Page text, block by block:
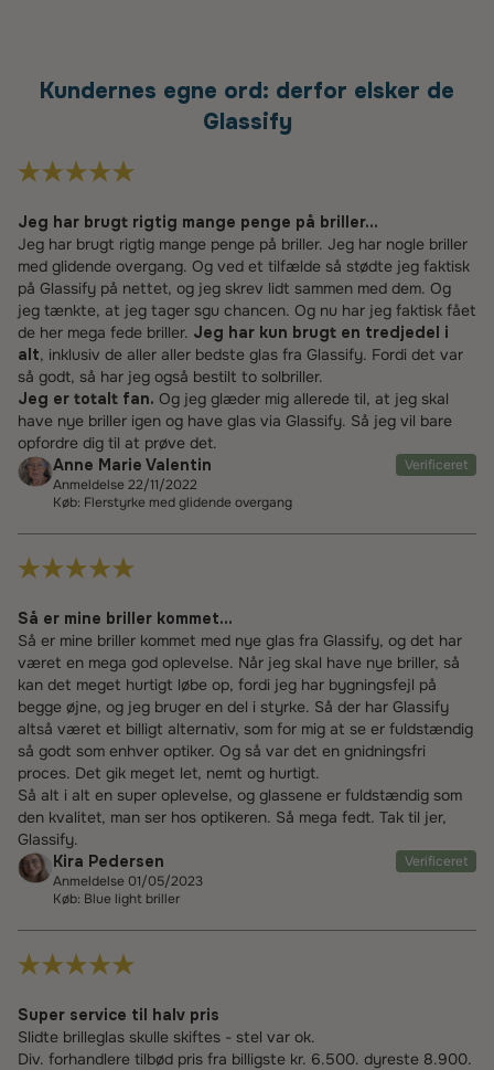
Kundernes egne ord: derfor elsker de
Glassify
Jeg har brugt rigtig mange penge på briller...
Jeg har brugt rigtig mange penge på briller. Jeg har nogle briller
med glidende overgang. Og ved et tilfælde så stødte jeg faktisk
på Glassify på nettet, og jeg skrev lidt sammen med dem. Og
jeg tænkte, at jeg tager sgu chancen. Og nu har jeg faktisk fået
de her mega fede briller. Jeg har kun brugt en tredjedel i
alt, inklusiv de aller aller bedste glas fra Glassify. Fordi det var
så godt, så har jeg også bestilt to solbriller.
Jeg er totalt fan. Og jeg glæder mig allerede til, at jeg skal
have nye briller igen og have glas via Glassify. Så jeg vil bare
opfordre dig til at prøve det.
Anne Marie Valentin
Verificeret
Anmeldelse 22/11/2022
Køb: Flerstyrke med glidende overgang
Så er mine briller kommet...
Så er mine briller kommet med nye glas fra Glassify, og det har
været en mega god oplevelse. Når jeg skal have nye briller, så
kan det meget hurtigt løbe op, fordi jeg har bygningsfejl på
begge øjne, og jeg bruger en del i styrke. Så der har Glassify
altså været et billigt alternativ, som for mig at se er fuldstændig
så godt som enhver optiker. Og så var det en gnidningsfri
proces. Det gik meget let, nemt og hurtigt.
Så alt i alt en super oplevelse, og glassene er fuldstændig som
den kvalitet, man ser hos optikeren. Så mega fedt. Tak til jer,
Glassify.
Kira Pedersen
Verificeret
Anmeldelse 01/05/2023
Køb: Blue light briller
Super service til halv pris
Slidte brilleglas skulle skiftes - stel var ok.
Div. forhandlere tilbød pris fra billigste kr. 6.500. dyreste 8.900.